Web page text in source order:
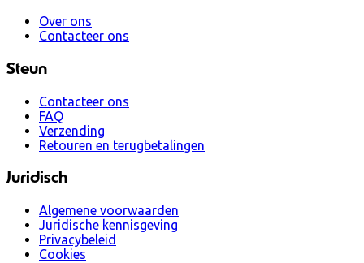
Over ons
Contacteer ons
Steun
Contacteer ons
FAQ
Verzending
Retouren en terugbetalingen
Juridisch
Algemene voorwaarden
Juridische kennisgeving
Privacybeleid
Cookies